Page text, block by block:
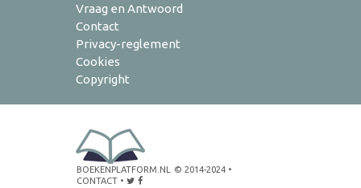
Vraag en Antwoord
Contact
Privacy-reglement
Cookies
Copyright
BOEKENPLATFORM.NL © 2014-2024 •
CONTACT •